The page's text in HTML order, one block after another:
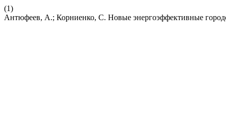
(1)
Антюфеев, А.; Корниенко, С. Новые энергоэффективные